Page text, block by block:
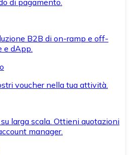
di pagamento.
B2B di on-ramp e off-
e dApp.
voucher nella tua attività.
larga scala. Ottieni quotazioni
manager.